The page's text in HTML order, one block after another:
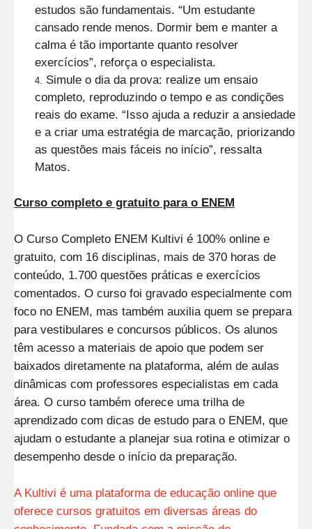
estudos são fundamentais. “Um estudante
cansado rende menos. Dormir bem e manter a
calma é tão importante quanto resolver
exercícios”, reforça o especialista.
Simule o dia da prova: realize um ensaio
completo, reproduzindo o tempo e as condições
reais do exame. “Isso ajuda a reduzir a ansiedade
e a criar uma estratégia de marcação, priorizando
as questões mais fáceis no início”, ressalta
Matos.
Curso completo e gratuito para o ENEM
O Curso Completo ENEM Kultivi é 100% online e
gratuito, com 16 disciplinas, mais de 370 horas de
conteúdo, 1.700 questões práticas e exercícios
comentados. O curso foi gravado especialmente com
foco no ENEM, mas também auxilia quem se prepara
para vestibulares e concursos públicos. Os alunos
têm acesso a materiais de apoio que podem ser
baixados diretamente na plataforma, além de aulas
dinâmicas com professores especialistas em cada
área. O curso também oferece uma trilha de
aprendizado com dicas de estudo para o ENEM, que
ajudam o estudante a planejar sua rotina e otimizar o
desempenho desde o início da preparação.
A Kultivi é uma plataforma de educação online que
oferece cursos gratuitos em diversas áreas do